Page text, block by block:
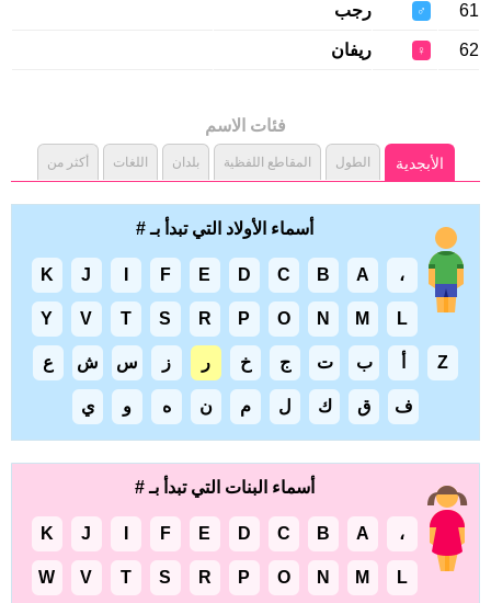
61
♂ رجب
62
♀ ريفان
فئات الاسم
الأبجدية الطول المقاطع اللفظية بلدان اللغات أكثر من
أسماء الأولاد التي تبدأ بـ #
، A
B
C
D
E
F
J
K
L
M
N
O
P
R
S
T
V
Y
Z ب ت ج خ ر ز س ش ع
ف ق ك ل م ن ه و ي
أسماء البنات التي تبدأ بـ #
، A
B
C
D
E
F
J
K
L
M
N
O
P
R
S
T
V
W